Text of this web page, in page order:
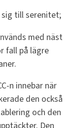
till serenitet;
med näst
fall på lägre
n innebar när
den också
och den